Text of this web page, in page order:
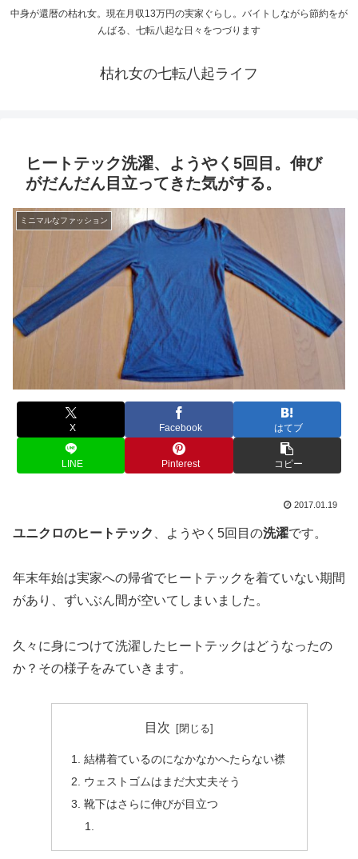
中身が還暦の枯れ女。現在月収13万円の実家ぐらし。バイトしながら節約をが
んばる、七転八起な日々をつづります
枯れ女の七転八起ライフ
ヒートテック洗濯、ようやく5回目。伸び
がだんだん目立ってきた気がする。
ミニマルなファッション
X Facebook はてブ
LINE Pinterest コピー
2017.01.19
ユニクロのヒートテック 、ようやく5回目の洗濯です。
年末年始は実家への帰省でヒートテックを着ていない期間
があり、ずいぶん間が空いてしまいました。
久々に身につけて洗濯したヒートテックはどうなったの
か？その様子をみていきます。
目次
結構着ているのになかなかへたらない襟
ウェストゴムはまだ大丈夫そう
靴下はさらに伸びが目立つ